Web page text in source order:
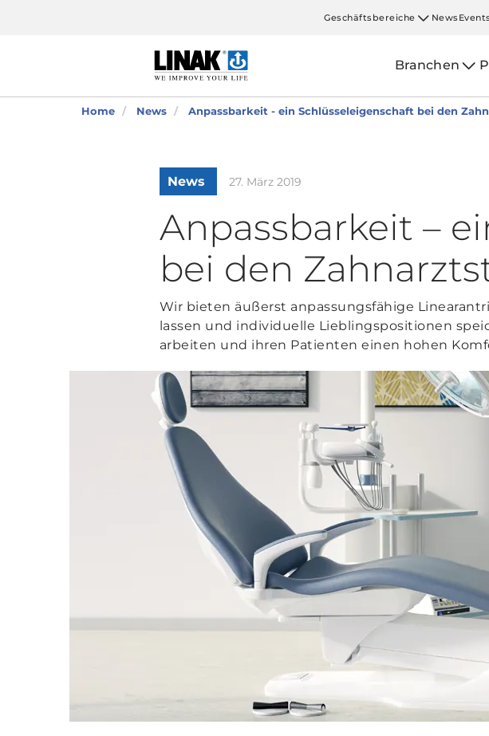
Geschäftsbereiche News
Branchen
Home News Anpassbarkeit - ein Schlüsseleigenschaft bei den
News 27. März 2019
Anpassbarkeit –
bei den
Wir bieten äußerst anpassungsfähige
lassen und individuelle Lieblingspositionen
arbeiten und ihren Patienten einen hohen